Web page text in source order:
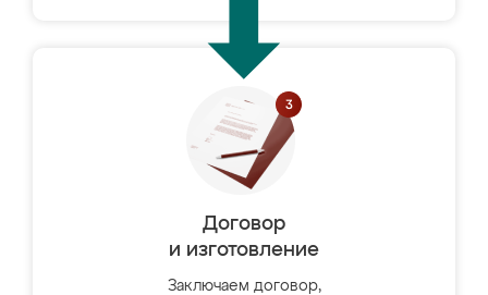
Договор
и изготовление
Заключаем договор,